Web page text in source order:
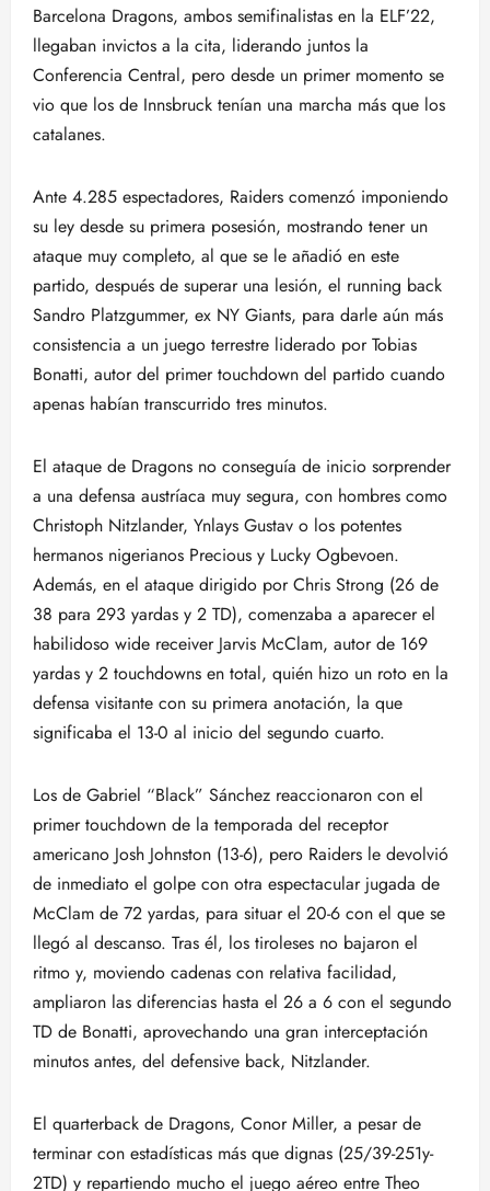
Barcelona Dragons, ambos semifinalistas en la ELF’22,
llegaban invictos a la cita, liderando juntos la
Conferencia Central, pero desde un primer momento se
vio que los de Innsbruck tenían una marcha más que los
catalanes.
Ante 4.285 espectadores, Raiders comenzó imponiendo
su ley desde su primera posesión, mostrando tener un
ataque muy completo, al que se le añadió en este
partido, después de superar una lesión, el running back
Sandro Platzgummer, ex NY Giants, para darle aún más
consistencia a un juego terrestre liderado por Tobias
Bonatti, autor del primer touchdown del partido cuando
apenas habían transcurrido tres minutos.
El ataque de Dragons no conseguía de inicio sorprender
a una defensa austríaca muy segura, con hombres como
Christoph Nitzlander, Ynlays Gustav o los potentes
hermanos nigerianos Precious y Lucky Ogbevoen.
Además, en el ataque dirigido por Chris Strong (26 de
38 para 293 yardas y 2 TD), comenzaba a aparecer el
habilidoso wide receiver Jarvis McClam, autor de 169
yardas y 2 touchdowns en total, quién hizo un roto en la
defensa visitante con su primera anotación, la que
significaba el 13-0 al inicio del segundo cuarto.
Los de Gabriel “Black” Sánchez reaccionaron con el
primer touchdown de la temporada del receptor
americano Josh Johnston (13-6), pero Raiders le devolvió
de inmediato el golpe con otra espectacular jugada de
McClam de 72 yardas, para situar el 20-6 con el que se
llegó al descanso. Tras él, los tiroleses no bajaron el
ritmo y, moviendo cadenas con relativa facilidad,
ampliaron las diferencias hasta el 26 a 6 con el segundo
TD de Bonatti, aprovechando una gran interceptación
minutos antes, del defensive back, Nitzlander.
El quarterback de Dragons, Conor Miller, a pesar de
terminar con estadísticas más que dignas (25/39-251y-
2TD) y repartiendo mucho el juego aéreo entre Theo